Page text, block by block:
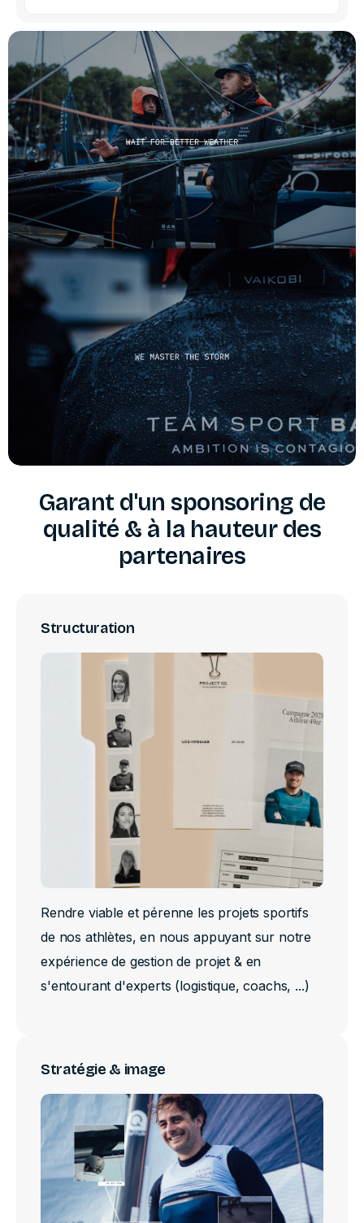
Garant d'un sponsoring de
qualité & à la hauteur des
partenaires
Structuration
Rendre viable et pérenne les projets sportifs
de nos athlètes, en nous appuyant sur notre
expérience de gestion de projet & en
s'entourant d'experts (logistique, coachs, ...)
Stratégie & image